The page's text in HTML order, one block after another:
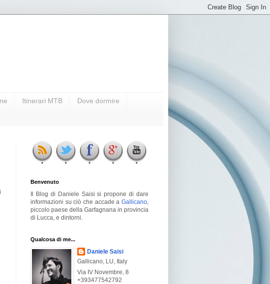
Itinerari MTB Dove dormire
Benvenuto
Il Blog di Daniele Saisi si propone di dare
informazioni su ciò che accade a Gallicano
piccolo paese della Garfagnana in provincia
di Lucca, e dintorni.
Qualcosa di me...
Daniele Saisi
Gallicano, LU, Italy
Via IV Novembre, 8
+393477542792